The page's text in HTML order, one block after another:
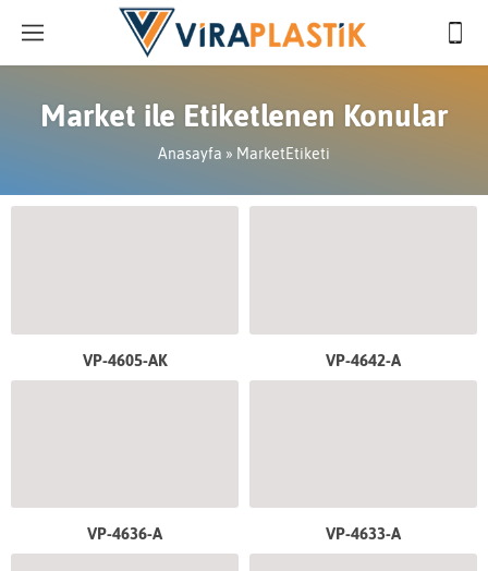
Market ile Etiketlenen Konular
Anasayfa » MarketEtiketi
VP-4605-AK VP-4642-A
VP-4636-A VP-4633-A